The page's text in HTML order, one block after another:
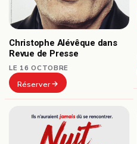
Christophe Alévêque dans
Revue de Presse
LE 16 OCTOBRE
Réserver